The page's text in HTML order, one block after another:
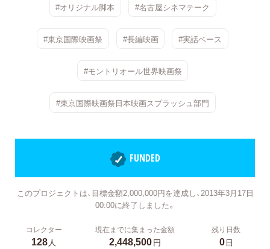
#オリジナル脚本 #名古屋シネマテーク
#東京国際映画祭 #長編映画 #実話ベース
#モントリオール世界映画祭
#東京国際映画祭日本映画スプラッシュ部門
FUNDED
このプロジェクトは、目標金額2,000,000円を達成し、2013年3月17日
00:00に終了しました。
コレクター
128人
現在までに集まった金額
2,448,500円
残り日数
0日